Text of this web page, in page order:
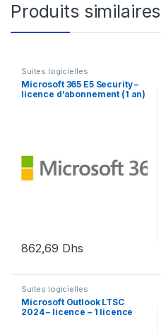
Produits similaires
Suites logicielles
Microsoft 365 E5 Security –
licence d’abonnement (1 an)
862,69 Dhs
Suites logicielles
Microsoft Outlook LTSC
2024 – licence – 1 licence